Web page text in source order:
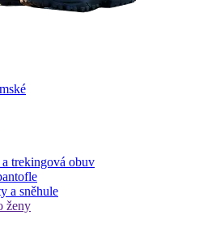
trekingová obuv
a sněhule
ženy